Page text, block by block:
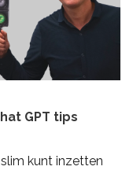
GPT tips
kunt inzetten